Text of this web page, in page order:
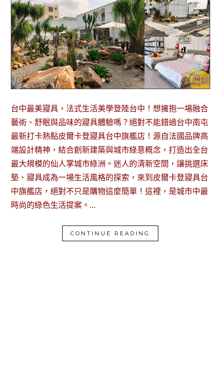
台中最美寢具，法式生活美學登陸台中！想擁抱一場融合
藝術、舒眠與品味的寢具體驗嗎？絕對不能錯過台中南屯
最新打卡熱點皮爾卡登寢具台中旗艦店！源自法國品牌高
端設計精神，結合創新建築與城市綠意概念，打造出全台
最大規模的仙人掌城市綠洲。迷人的清新空間，讓挑選床
墊、寢具成為一場生活風格的探索，來到皮爾卡登寢具台
中旗艦店，絕對不只是購物這麼簡單！這裡，是城市中最
時尚的綠色生活提案。…
CONTINUE READING